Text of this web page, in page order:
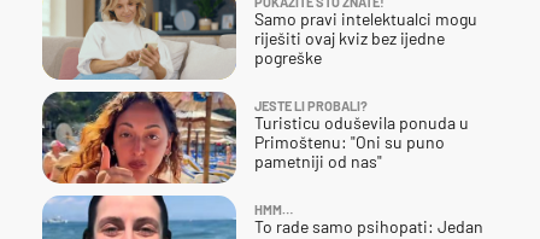
Samo pravi intelektualci mogu
riješiti ovaj kviz bez ijedne
pogreške
JESTE LI PROBALI?
Turisticu oduševila ponuda u
Primoštenu: "Oni su puno
pametniji od nas"
HMM…
To rade samo psihopati: Jedan